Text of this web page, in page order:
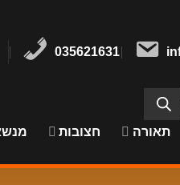
035621631
תאורה חצובות